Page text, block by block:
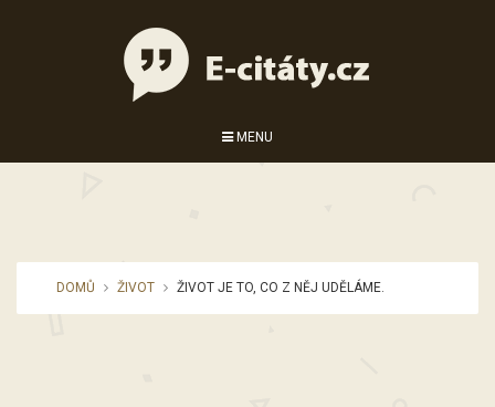
MENU
DOMŮ ŽIVOT ŽIVOT JE TO, CO Z NĚJ UDĚLÁME.